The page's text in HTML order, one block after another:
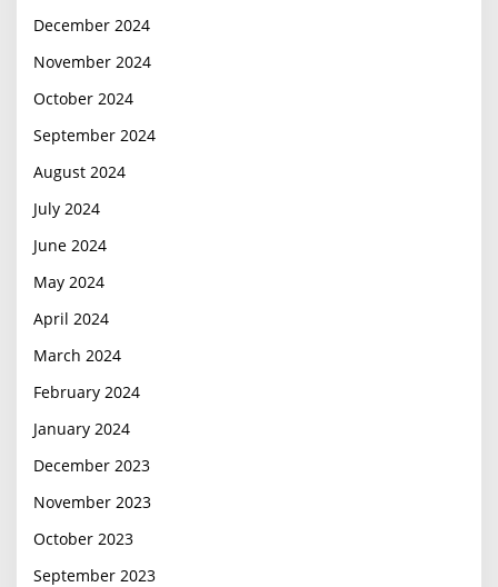
December 2024
November 2024
October 2024
September 2024
August 2024
July 2024
June 2024
May 2024
April 2024
March 2024
February 2024
January 2024
December 2023
November 2023
October 2023
September 2023